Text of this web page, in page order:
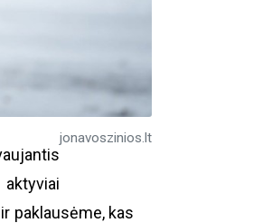
jonavoszinios.lt
paklausėme, kas